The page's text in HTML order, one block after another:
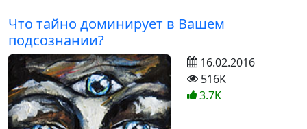
Что тайно доминирует в Вашем
подсознании?
16.02.2016
516K
3.7K